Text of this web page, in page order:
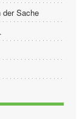
der Sache